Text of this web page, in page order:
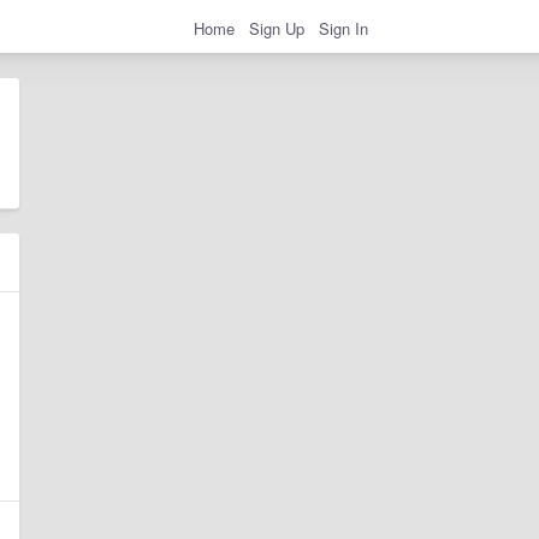
Home Sign Up Sign In